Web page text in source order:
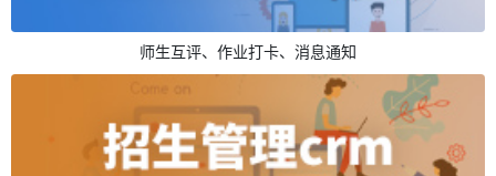
师生互评、作业打卡、消息通知